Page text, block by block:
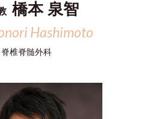
橋本 泉智
Hashimoto
脊椎脊髄外科